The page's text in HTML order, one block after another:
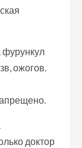
фурункул
ожогов.
доктор